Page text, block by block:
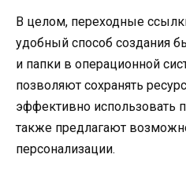
В целом, переходные
удобный способ создания
и папки в операционной
позволяют сохранять
эффективно использовать
также предлагают
персонализации.